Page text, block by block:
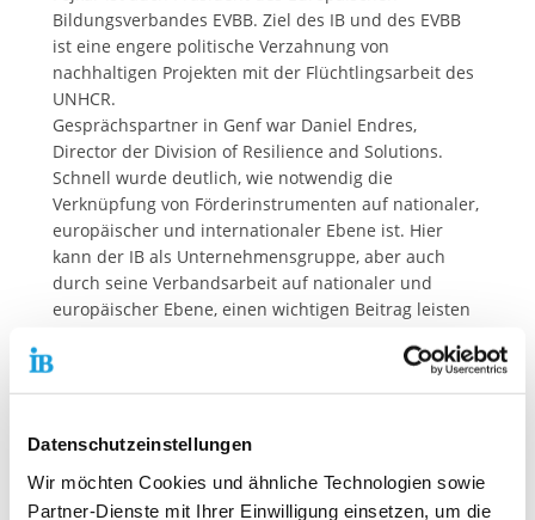
Datenschutzeinstellungen
Wir möchten Cookies und ähnliche Technologien sowie
Partner-Dienste mit Ihrer Einwilligung einsetzen, um die
Bildungsverbandes EVBB. Ziel des IB und des EVBB
ist eine engere politische Verzahnung von
nachhaltigen Projekten mit der Flüchtlingsarbeit des
UNHCR.
Gesprächspartner in Genf war Daniel Endres,
Director der Division of Resilience and Solutions.
Schnell wurde deutlich, wie notwendig die
Verknüpfung von Förderinstrumenten auf nationaler,
europäischer und internationaler Ebene ist. Hier
kann der IB als Unternehmensgruppe, aber auch
durch seine Verbandsarbeit auf nationaler und
europäischer Ebene, einen wichtigen Beitrag leisten
Bekämpfung von Fluchtursachen in den
Herkunftsländern nutzen. Ziel ist jetzt eine
Flüchtlingshilfe und dem IB.
begrenzten Möglichkeiten nachhaltig und erfolgreich